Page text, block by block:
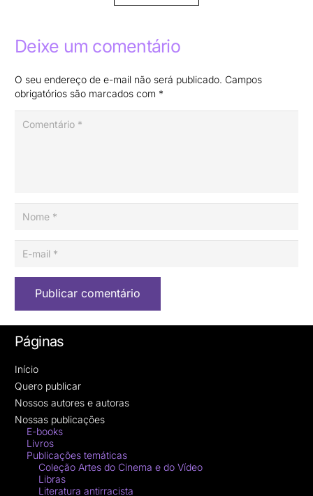
Deixe um comentário
O seu endereço de e-mail não será publicado. Campos
obrigatórios são marcados com *
Publicar comentário
Páginas
Início
Quero publicar
Nossos autores e autoras
Nossas publicações
E-books
Livros
Publicações temáticas
Coleção Artes do Cinema e do Vídeo
Libras
Literatura antirracista